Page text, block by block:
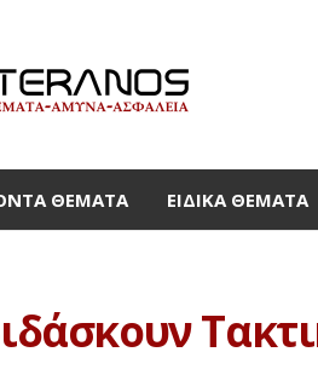
ΘΈΜΑΤΑ ΕΙΔΙΚΆ ΘΈΜΑΤΑ